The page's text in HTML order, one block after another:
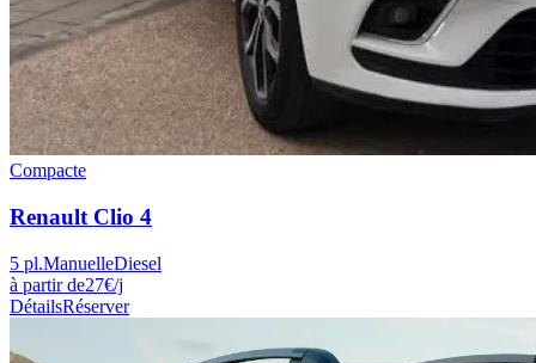
Compacte
Renault Clio 4
5 pl.ManuelleDiesel
à partir de27€/j
DétailsRéserver